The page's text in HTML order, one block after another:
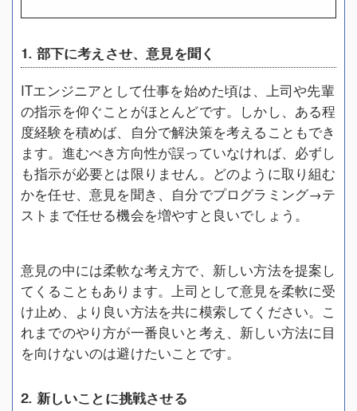
1. 部下に考えさせ、意見を聞く
ITエンジニアとして仕事を始めた頃は、上司や先輩
の指示を仰ぐことがほとんどです。しかし、ある程
度経験を積めば、自分で解決策を考えることもでき
ます。進むべき方向性が誤っていなければ、必ずし
も指示が必要とは限りません。どのように取り組む
かを任せ、意見を聞き、自分でプログラミング→テ
ストまで任せる機会を増やすと良いでしょう。
意見の中には柔軟な考え方で、新しい方法を提案し
てくることもあります。上司として意見を柔軟に受
け止め、より良い方法を共に模索してください。こ
れまでのやり方が一番良いと考え、新しい方法に目
を向けないのは避けたいことです。
2. 新しいことに挑戦させる